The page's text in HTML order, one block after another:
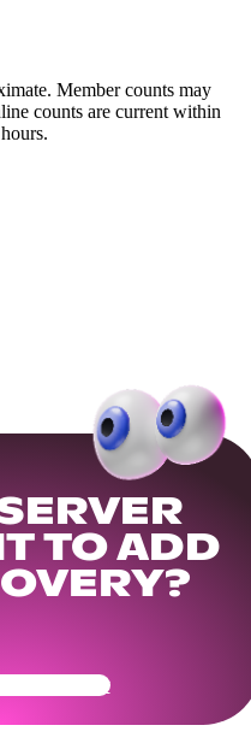
Member counts may
counts are current within
TO ADD
Ready